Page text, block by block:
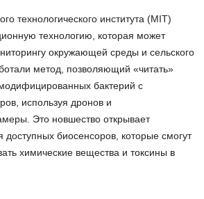
технологического института (MIT)
технологию, которая может
окружающей среды и сельского
метод, позволяющий «читать»
бактерий с
используя дронов и
Это новшество открывает
доступных биосенсоров, которые смогут
химические вещества и токсины в